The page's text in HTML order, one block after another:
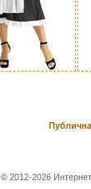
© 2012-2026